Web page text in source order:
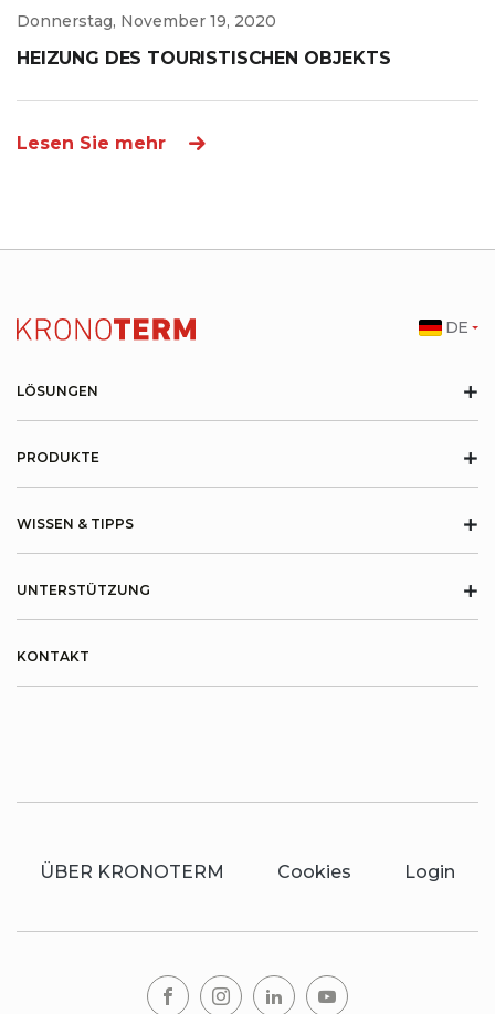
Donnerstag, November 19, 2020
HEIZUNG DES TOURISTISCHEN OBJEKTS
Lesen Sie mehr
LÖSUNGEN +
PRODUKTE +
WISSEN & TIPPS +
UNTERSTÜTZUNG +
KONTAKT
ÜBER KRONOTERM Cookies Login
DE